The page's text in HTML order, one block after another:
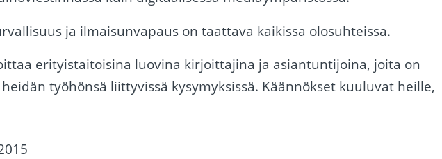
ja ilmaisunvapaus on taattava kaikissa olosuhteissa.
erityistaitoisina luovina kirjoittajina ja asiantuntijoina, joita on
työhönsä liittyvissä kysymyksissä. Käännökset kuuluvat heille,